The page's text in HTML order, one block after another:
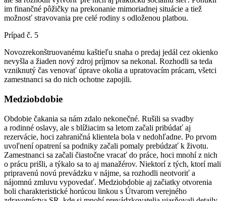
im finančné pôžičky na prekonanie mimoriadnej situácie a tiež
možnosť stravovania pre celé rodiny s odloženou platbou.
Prípad č. 5
Novozrekonštruovanému kaštieľu snaha o predaj jedál cez okienko
nevyšla a žiaden nový zdroj príjmov sa nekonal. Rozhodli sa teda
vzniknutý čas venovať úprave okolia a upratovacím prácam, všetci
zamestnanci sa do nich ochotne zapojili.
Medziobdobie
Obdobie čakania sa nám zdalo nekonečné. Rušili sa svadby
a rodinné oslavy, ale s blížiacim sa letom začali pribúdať aj
rezervácie, hoci zahraničná klientela bola v nedohľadne. Po prvom
uvoľnení opatrení sa podniky začali pomaly prebúdzať k životu.
Zamestnanci sa začali čiastočne vracať do práce, hoci mnohí z nich
o prácu prišli, a týkalo sa to aj manažérov. Niektorí z tých, ktorí mali
pripravenú novú prevádzku v nájme, sa rozhodli neotvoriť a
nájomnú zmluvu vypovedať. Medziobdobie aj začiatky otvorenia
boli charakteristické horúcou linkou s Útvarom verejného